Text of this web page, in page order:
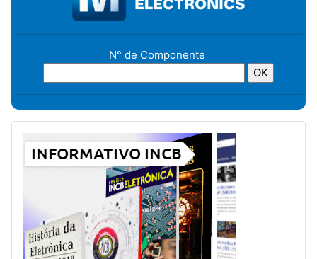
N° de Componente